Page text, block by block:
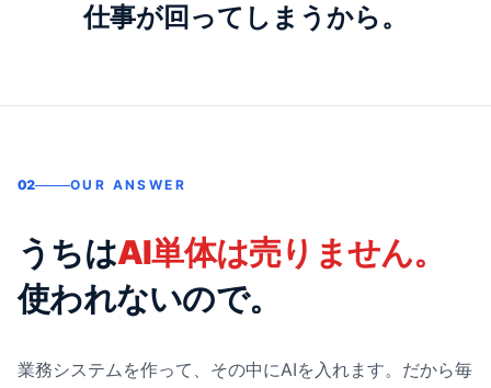
仕事が回ってしまうから。
02 OUR ANSWER
うちはAI単体は売りません。
使われないので。
業務システムを作って、その中にAIを入れます。だから毎